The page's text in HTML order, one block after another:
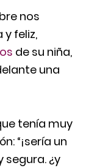
nos
feliz,
de su niña,
una
tenía muy
“¡sería un
segura. ¿y